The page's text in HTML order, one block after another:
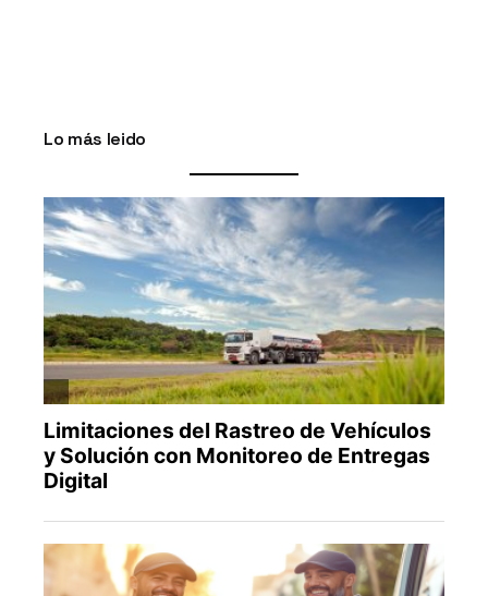
Lo más leido